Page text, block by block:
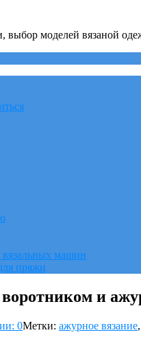
выбор моделей вязаной
вязальных машин
пряжи
и
0Метки: ажурное вязание,